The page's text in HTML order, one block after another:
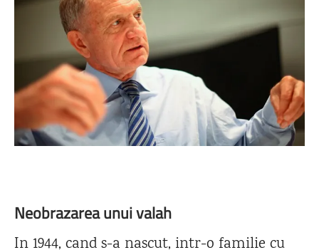
Neobrazarea unui valah
In 1944, cand s-a nascut, intr-o familie cu